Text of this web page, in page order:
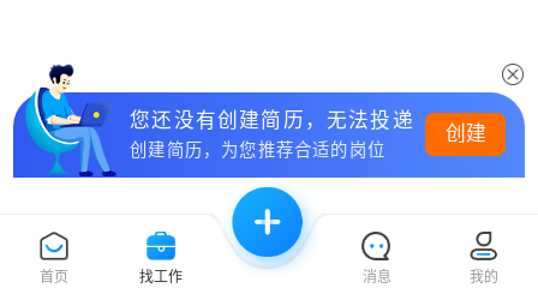
首页 找工作 消息 我的
您还没有创建简历，无法投递
创建简历，为您推荐合适的岗位
创建